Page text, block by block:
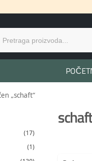
„schaft“
(17)
(1)